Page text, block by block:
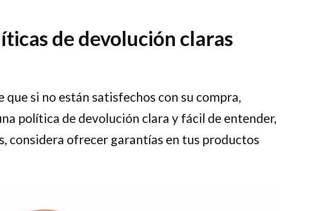
de devolución claras
si no están satisfechos con su compra,
política de devolución clara y fácil de entender,
considera ofrecer garantías en tus productos